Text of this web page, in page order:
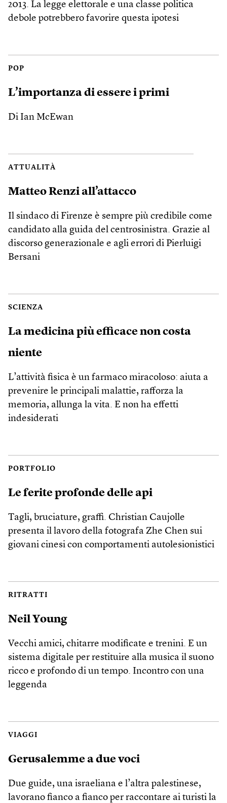
2013. La legge elettorale e una classe politica
debole potrebbero favorire questa ipotesi
POP
L’importanza di essere i primi
Di Ian McEwan
ATTUALITÀ
Matteo Renzi all’attacco
Il sindaco di Firenze è sempre più credibile come
candidato alla guida del centrosinistra. Grazie al
discorso generazionale e agli errori di Pierluigi
Bersani
SCIENZA
La medicina più efficace non costa
niente
L’attività fisica è un farmaco miracoloso: aiuta a
prevenire le principali malattie, rafforza la
memoria, allunga la vita. E non ha effetti
indesiderati
PORTFOLIO
Le ferite profonde delle api
Tagli, bruciature, graffi. Christian Caujolle
presenta il lavoro della fotografa Zhe Chen sui
giovani cinesi con comportamenti autolesionistici
RITRATTI
Neil Young
Vecchi amici, chitarre modificate e trenini. E un
sistema digitale per restituire alla musica il suono
ricco e profondo di un tempo. Incontro con una
leggenda
VIAGGI
Gerusalemme a due voci
Due guide, una israeliana e l’altra palestinese,
lavorano fianco a fianco per raccontare ai turisti la